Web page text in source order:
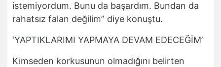
istemiyordum. Bunu da başardım. Bundan da
rahatsız falan değilim” diye konuştu.
‘YAPTIKLARIMI YAPMAYA DEVAM EDECEĞİM’
Kimseden korkusunun olmadığını belirten